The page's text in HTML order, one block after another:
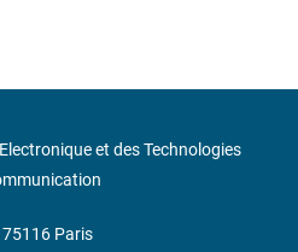
et des Technologies
75116 Paris